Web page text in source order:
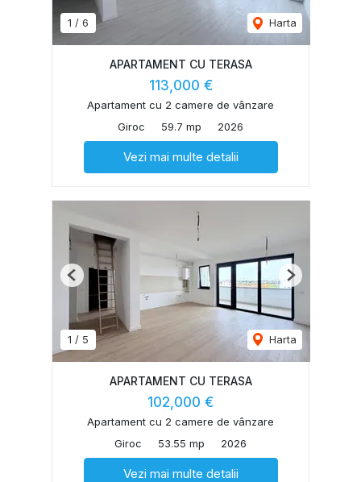
1 / 6 Harta
APARTAMENT CU TERASA
113,000 €
Apartament cu 2 camere de vânzare
Giroc
59.7 mp 2026
Vezi mai multe detalii
1 / 5 Harta
Previous Next
APARTAMENT CU TERASA
102,000 €
Apartament cu 2 camere de vânzare
Giroc
53.55 mp 2026
Vezi mai multe detalii